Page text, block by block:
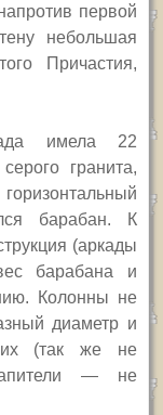
первой
небольшая
Причастия,
имела 22
гранита,
барабан. К
(аркады
барабана и
Колонны не
диаметр и
их (так же не
— не